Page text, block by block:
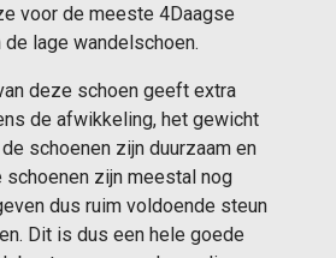
voor de meeste 4Daagse
lage wandelschoen.
deze schoen geeft extra
de afwikkeling, het gewicht
schoenen zijn duurzaam en
schoenen zijn meestal nog
dus ruim voldoende steun
Dit is dus een hele goede